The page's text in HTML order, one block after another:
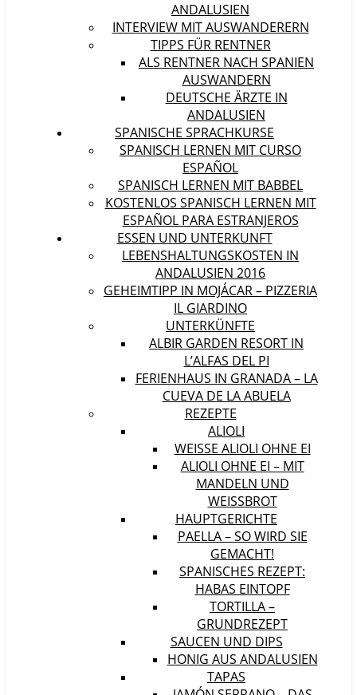
ANDALUSIEN
INTERVIEW MIT AUSWANDERERN
TIPPS FÜR RENTNER
ALS RENTNER NACH SPANIEN
AUSWANDERN
DEUTSCHE ÄRZTE IN
ANDALUSIEN
SPANISCHE SPRACHKURSE
SPANISCH LERNEN MIT CURSO
ESPAÑOL
SPANISCH LERNEN MIT BABBEL
KOSTENLOS SPANISCH LERNEN MIT
ESPAÑOL PARA ESTRANJEROS
ESSEN UND UNTERKUNFT
LEBENSHALTUNGSKOSTEN IN
ANDALUSIEN 2016
GEHEIMTIPP IN MOJÁCAR – PIZZERIA
IL GIARDINO
UNTERKÜNFTE
ALBIR GARDEN RESORT IN
L’ALFAS DEL PI
FERIENHAUS IN GRANADA – LA
CUEVA DE LA ABUELA
REZEPTE
ALIOLI
WEISSE ALIOLI OHNE EI
ALIOLI OHNE EI – MIT
MANDELN UND
WEISSBROT
HAUPTGERICHTE
PAELLA – SO WIRD SIE
GEMACHT!
SPANISCHES REZEPT:
HABAS EINTOPF
TORTILLA –
GRUNDREZEPT
SAUCEN UND DIPS
HONIG AUS ANDALUSIEN
TAPAS